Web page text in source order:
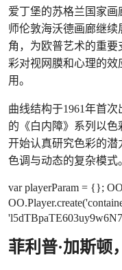
爱丁堡的苏格兰国家画
师伦敦海沃德画廊继续
角，为欧普艺术的重
彩对视网膜和心理的
用。
曲线结构于1961年首
的《白内障》系列以色
开始认真研究色彩的
色调与动态的复杂模式
var playerParam = {};
菲利普·加斯顿